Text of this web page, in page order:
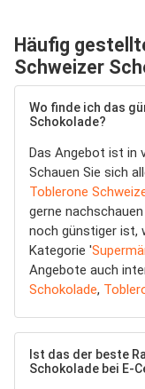
Häufig
Schweizer
Wo finde ich das
Schokolade?
Das Angebot ist in
Schauen Sie sich
Toblerone
gerne
noch günstiger ist,
Kategorie '
Angebote auch
Schokolade,
Ist das der beste
Schokolade bei E-